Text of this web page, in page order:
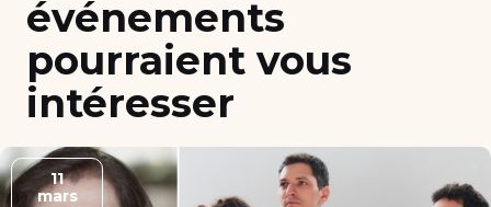
événements
pourraient vous
intéresser
11
mars